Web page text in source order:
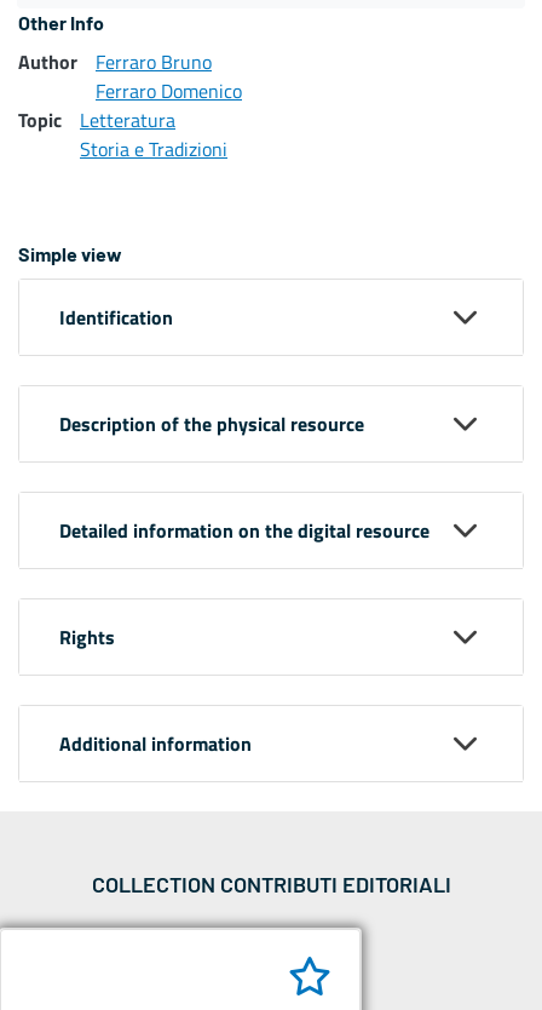
Other Info
Author
Ferraro Bruno
Ferraro Domenico
Topic
Letteratura
Storia e Tradizioni
Simple view
Identification
Description of the physical resource
Detailed information on the digital resource
Rights
Additional information
COLLECTION CONTRIBUTI EDITORIALI